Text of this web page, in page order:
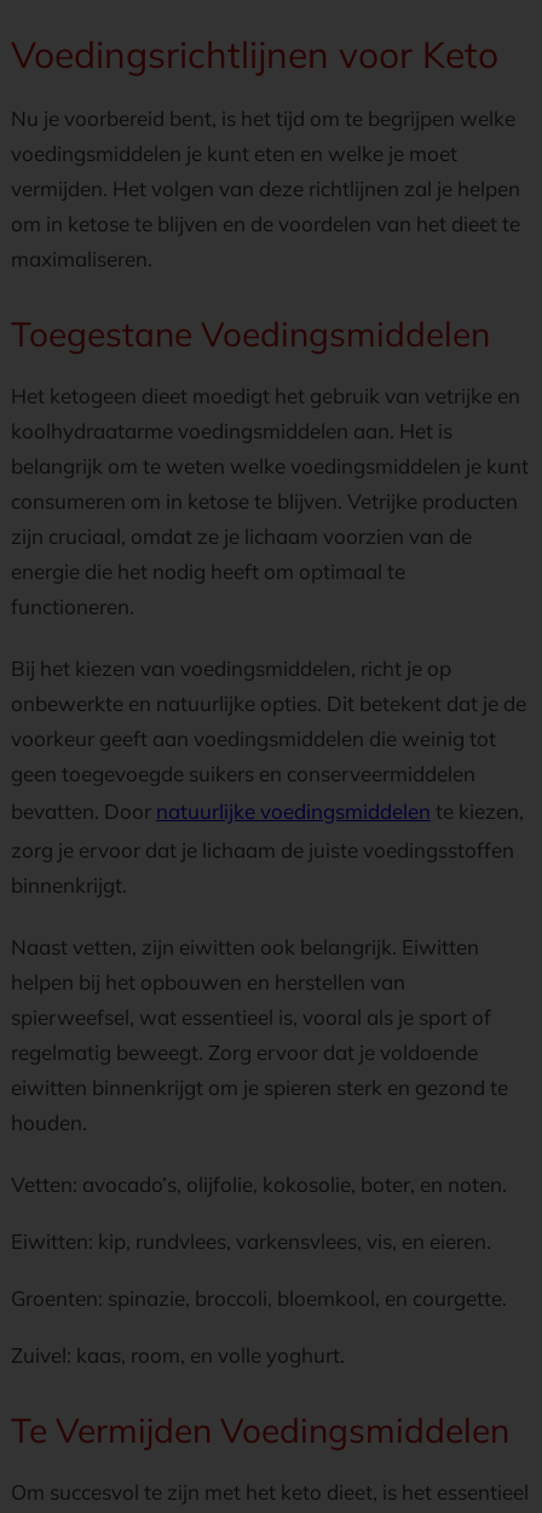
Voedingsrichtlijnen voor Keto
Nu je voorbereid bent, is het tijd om te begrijpen welke
voedingsmiddelen je kunt eten en welke je moet
vermijden. Het volgen van deze richtlijnen zal je helpen
om in ketose te blijven en de voordelen van het dieet te
maximaliseren.
Toegestane Voedingsmiddelen
Het ketogeen dieet moedigt het gebruik van vetrijke en
koolhydraatarme voedingsmiddelen aan. Het is
belangrijk om te weten welke voedingsmiddelen je kunt
consumeren om in ketose te blijven. Vetrijke producten
zijn cruciaal, omdat ze je lichaam voorzien van de
energie die het nodig heeft om optimaal te
functioneren.
Bij het kiezen van voedingsmiddelen, richt je op
onbewerkte en natuurlijke opties. Dit betekent dat je de
voorkeur geeft aan voedingsmiddelen die weinig tot
geen toegevoegde suikers en conserveermiddelen
bevatten. Door natuurlijke voedingsmiddelen te kiezen,
zorg je ervoor dat je lichaam de juiste voedingsstoffen
binnenkrijgt.
Naast vetten, zijn eiwitten ook belangrijk. Eiwitten
helpen bij het opbouwen en herstellen van
spierweefsel, wat essentieel is, vooral als je sport of
regelmatig beweegt. Zorg ervoor dat je voldoende
eiwitten binnenkrijgt om je spieren sterk en gezond te
houden.
Vetten: avocado’s, olijfolie, kokosolie, boter, en noten.
Eiwitten: kip, rundvlees, varkensvlees, vis, en eieren.
Groenten: spinazie, broccoli, bloemkool, en courgette.
Zuivel: kaas, room, en volle yoghurt.
Te Vermijden Voedingsmiddelen
Om succesvol te zijn met het keto dieet, is het essentieel